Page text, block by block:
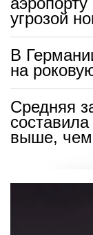
угрозой
В
на
Средняя
выше, чем